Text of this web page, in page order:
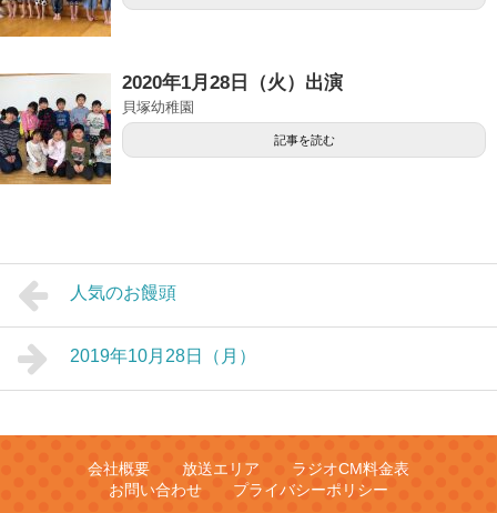
2020年1月28日（火）出演
貝塚幼稚園
記事を読む
人気のお饅頭
2019年10月28日（月）
会社概要 放送エリア
ラジオCM料金表
お問い合わせ
プライバシーポリシー